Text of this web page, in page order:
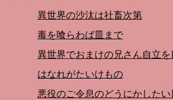
異世界の沙汰は社畜次第
毒を喰らわば皿まで
異世界でおまけの兄さん自立を
はなれがたいけもの
悪役のご令息のどうにかしたい